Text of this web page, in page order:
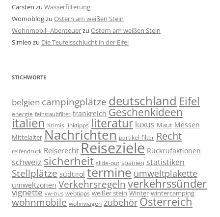
Carsten zu Wasserfilterung
Womoblogzu Ostern am weißen Stein
Wohnmobil--Abenteuerzu Ostern am weißen Stein
Simleo zu Die Teufelsschlucht in der Eifel
STICHWORTE
belgien campingplätze deutschland Eifel
energie feinstaubfilter frankreich Geschenkideen
italien Krimis linktipps literatur luxus Maut Messen
Mittelalter Nachrichten partikel-filter Recht
reifendruck Reiserecht Reiseziele Rückrufaktionen
schweiz sicherheit slide-out spanien statistiken
Stellplätze südtirol termine umweltplakette
umweltzonen Verkehrsregeln verkehrssünder
vignette vw-bus webtipps weißer stein Winter wintercamping
wohnmobile wohnwagen zubehör Österreich